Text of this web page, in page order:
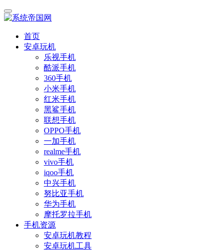
首页
安卓玩机
乐视手机
酷派手机
360手机
小米手机
红米手机
黑鲨手机
联想手机
OPPO手机
一加手机
realme手机
vivo手机
iqoo手机
中兴手机
努比亚手机
华为手机
摩托罗拉手机
手机资源
安卓玩机教程
安卓玩机工具